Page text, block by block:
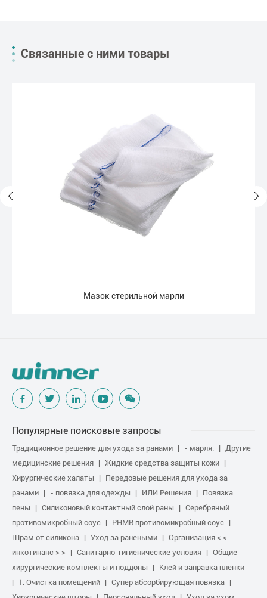
Связанные с ними товары
Мазок стерильной марли
Популярные поисковые запросы
Традиционное решение для ухода за ранами - марля.
Другие
медицинские решения
Жидкие средства защиты кожи
Хирургические халаты
Передовые решения для ухода за
ранами
- повязка для одежды ИЛИ Решения
Повязка
пены
Силиконовый контактный слой раны
Серебряный
противомикробный соус
PHMB противомикробный соус
Шрам от силикона
Уход за ранеными
Организация < <
инкотинанс > >
Санитарно-гигиенические условия
Общие
хирургические комплекты и поддоны
Клей и заправка пленки
1. Очистка помещений
Супер абсорбирующая повязка